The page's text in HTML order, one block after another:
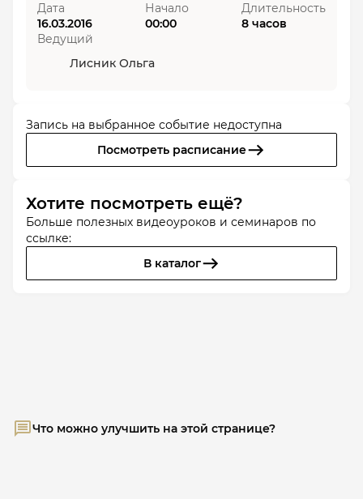
Дата
16.03.2016
Начало
00:00
Длительность
8 часов
Ведущий
Лисник Ольга
Запись на выбранное событие недоступна
Посмотреть расписание
Хотите посмотреть ещё?
Больше полезных видеоуроков и семинаров по
ссылке:
В каталог
Что можно улучшить на этой странице?